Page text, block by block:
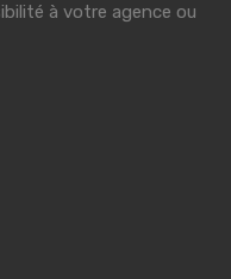
à votre agence ou